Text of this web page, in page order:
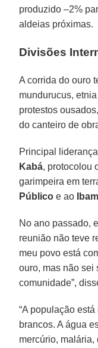
produzido –2%
aldeias próximas.
Divisões
A corrida do ouro
mundurucus,
protestos
do canteiro de
Principal
Kabá, protocolou
garimpeira em
Público e ao
No ano passado,
reunião não teve
meu povo está
ouro, mas não sei
comunidade”,
“A população
brancos. A água
mercúrio, malária,